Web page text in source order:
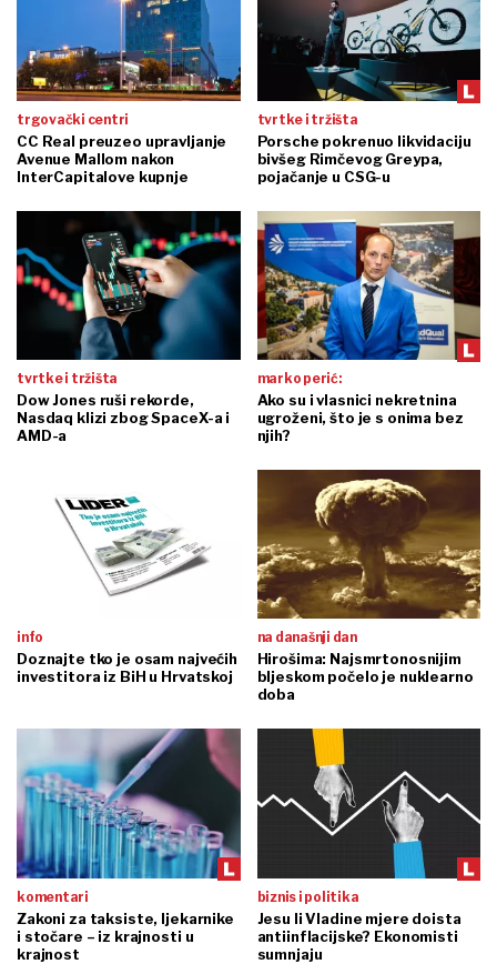
trgovački centri
CC Real preuzeo upravljanje
Avenue Mallom nakon
InterCapitalove kupnje
tvrtke i tržišta
Porsche pokrenuo likvidaciju
bivšeg Rimčevog Greypa,
pojačanje u CSG-u
tvrtke i tržišta
Dow Jones ruši rekorde,
Nasdaq klizi zbog SpaceX-a i
AMD-a
marko perić:
Ako su i vlasnici nekretnina
ugroženi, što je s onima bez
njih?
info
Doznajte tko je osam najvećih
investitora iz BiH u Hrvatskoj
na današnji dan
Hirošima: Najsmrtonosnijim
bljeskom počelo je nuklearno
doba
komentari
Zakoni za taksiste, ljekarnike
i stočare – iz krajnosti u
krajnost
biznis i politika
Jesu li Vladine mjere doista
antiinflacijske? Ekonomisti
sumnjaju